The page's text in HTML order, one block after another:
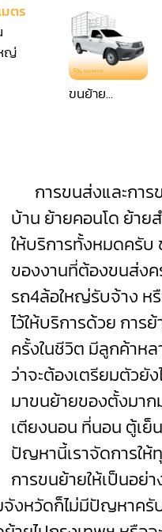
มตร
ญ่
ขนย้าย...
การขนส่งและการ
บ้าน ย้ายคอนโด ย้าย
ให้บริการทั้งหมดครั
ของงานที่ต้องขนส่งค
รถ4ล้อใหญ่รับจ้าง ห
ไว้ให้บริการด้วย การ
ครั้งในชีวิต มีลูกค้าห
ว่าจะต้องเตรียมตัวยั
มาขนย้ายของตั้งมา
เตียงนอน ที่นอน ตู้เย็
ปัญหานี้เราจัดการให้
การขนย้ายให้เป็นอย่
งหวัดก็ไม่มีปัญหาค